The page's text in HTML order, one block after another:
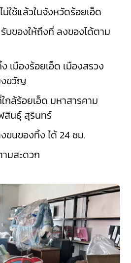
ใช้แล้วในจังหวัดร้อยเอ็ด
บของให้ถึงที่ ลงของได้ตาม
เมืองร้อยเอ็ด เมืองสรวง
งขวัญ
กล้ร้อยเอ็ด มหาสารคาม
สินธุ์ สุรินทร์
ขนของทิ้ง ได้ 24 ชม.
มสะดวก